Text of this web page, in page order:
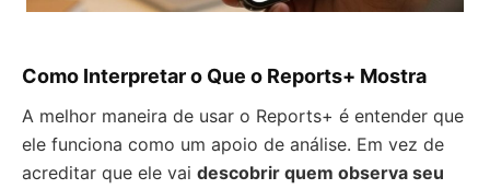
Como Interpretar o Que o Reports+ Mostra
A melhor maneira de usar o Reports+ é entender que
ele funciona como um apoio de análise. Em vez de
acreditar que ele vai descobrir quem observa seu